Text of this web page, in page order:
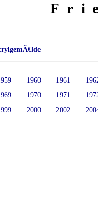
1960 1961
1970 1971
2000 2002